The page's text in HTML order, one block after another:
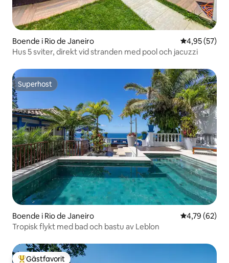
Boende i Rio de Janeiro 4,95 av 5 i
4,95 (57)
Hus 5 sviter, direkt vid stranden med pool och jacuzzi
Superhost
Superhost
Boende i Rio de Janeiro 4,79 av 5 i
4,79 (62)
Tropisk flykt med bad och bastu av Leblon
Gästfavorit